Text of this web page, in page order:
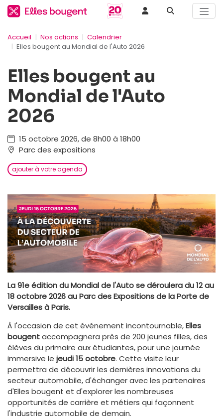
Accueil Nos actions
Calendrier
Elles bougent au Mondial de l'Auto 2026
Elles bougent au
Mondial de l'Auto
2026
15 octobre 2026, de 8h00 à 18h00
Parc des expositions
ajouter à votre agenda
La 91e édition du Mondial de l'Auto se déroulera du 12 au
18 octobre 2026 au Parc des Expositions de la Porte de
Versailles à Paris.
À l'occasion de cet événement incontournable,Elles
bougentaccompagnera près de 200 jeunes filles, des
élèves du primaire aux étudiantes, pour une journée
immersive le jeudi 15 octobre. Cette visite leur
permettra de découvrir les dernières innovations du
secteur automobile, d'échanger avec les partenaires
d'Elles bougent et d'explorer les nombreuses
opportunités de carrière et métiers qui façonnent
l'industrie automobile de demain.